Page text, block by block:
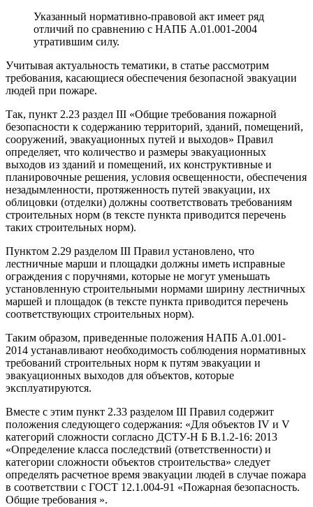
Указанный нормативно-правовой акт имеет ряд
отличий по сравнению с НАПБ А.01.001-2004
утратившим силу.
Учитывая актуальность тематики, в статье рассмотрим
требования, касающиеся обеспечения безопасной эвакуации
людей при пожаре.
Так, пункт 2.23 раздел III «Общие требования пожарной
безопасности к содержанию территорий, зданий, помещений,
сооружений, эвакуационных путей и выходов» Правил
определяет, что количество и размеры эвакуационных
выходов из зданий и помещений, их конструктивные и
планировочные решения, условия освещенности, обеспечения
незадымленности, протяженность путей эвакуации, их
облицовки (отделки) должны соответствовать требованиям
строительных норм (в тексте пункта приводится перечень
таких строительных норм).
Пунктом 2.29 разделом III Правил установлено, что
лестничные марши и площадки должны иметь исправные
ограждения с поручнями, которые не могут уменьшать
установленную строительными нормами ширину лестничных
маршей и площадок (в тексте пункта приводится перечень
соответствующих строительных норм).
Таким образом, приведенные положения НАПБ А.01.001-
2014 устанавливают необходимость соблюдения нормативных
требований строительных норм к путям эвакуации и
эвакуационных выходов для объектов, которые
эксплуатируются.
Вместе с этим пункт 2.33 разделом III Правил содержит
положения следующего содержания: «Для объектов IV и V
категорий сложности согласно ДСТУ-Н Б В.1.2-16: 2013
«Определение класса последствий (ответственности) и
категории сложности объектов строительства» следует
определять расчетное время эвакуации людей в случае пожара
в соответствии с ГОСТ 12.1.004-91 «Пожарная безопасность.
Общие требования ».